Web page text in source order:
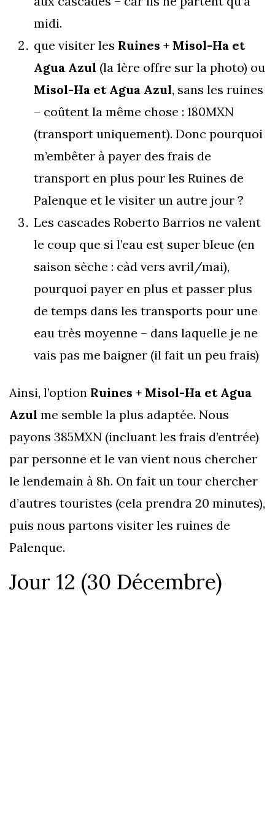
midi.
que visiter les Ruines + Misol-Ha et
Agua Azul (la 1ère offre sur la photo) ou
Misol-Ha et Agua Azul, sans les ruines
– coûtent la même chose : 180MXN
(transport uniquement). Donc pourquoi
m’embêter à payer des frais de
transport en plus pour les Ruines de
Palenque et le visiter un autre jour ?
Les cascades Roberto Barrios ne valent
le coup que si l’eau est super bleue (en
saison sèche : càd vers avril/mai),
pourquoi payer en plus et passer plus
de temps dans les transports pour une
eau très moyenne – dans laquelle je ne
vais pas me baigner (il fait un peu frais)
Ainsi, l’option Ruines + Misol-Ha et Agua
Azul me semble la plus adaptée. Nous
payons 385MXN (incluant les frais d’entrée)
par personne et le van vient nous chercher
le lendemain à 8h. On fait un tour chercher
d’autres touristes (cela prendra 20 minutes),
puis nous partons visiter les ruines de
Palenque.
Jour 12 (30 Décembre)